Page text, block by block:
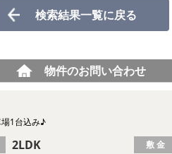
検索結果一覧に戻る
物件のお問い合わせ
1台込み♪
2LDK 敷 金